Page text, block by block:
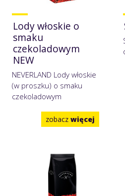
Lody włoskie o
smaku
czekoladowym
NEW
NEVERLAND Lody włoskie
(w proszku) o smaku
czekoladowym
zobacz więcej